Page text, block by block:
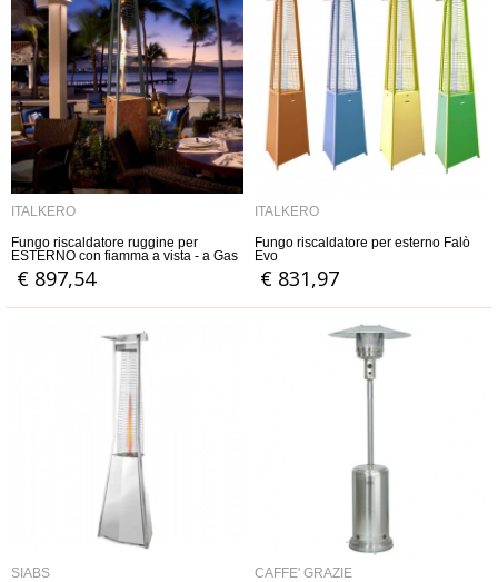
ITALKERO
Fungo riscaldatore ruggine per
ESTERNO con fiamma a vista - a Gas
GPL o Metano - Manuale o
Telecomandato
€ 897,54
ITALKERO
Fungo riscaldatore per esterno Falò
Evo
€ 831,97
SIABS
CAFFE' GRAZIE